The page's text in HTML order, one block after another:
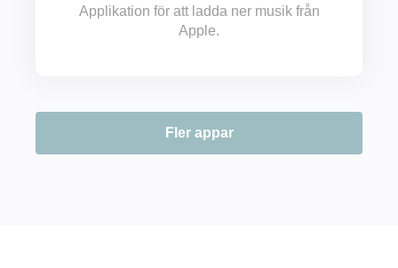
Applikation för att ladda ner musik från
Apple.
Fler appar